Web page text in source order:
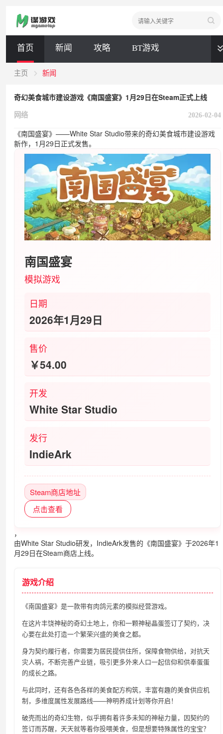
首页 新闻 攻略 BT游戏
全部
新闻 攻略 BT游戏
主页 新闻
奇幻美食城市建设游戏《南国盛宴》1月29日在Steam正式上线
网络 2026-02-04
《南国盛宴》——White Star Studio带来的奇幻美食城市建设游戏
新作，1月29日正式发售。
南国盛宴
模拟‎游戏
日期
2026年1月29日
售价
￥54.00
开发
White Star Studio
发行
IndieArk
Steam商店地址
点击查看
，
由White Star Studio研发，IndieArk发售的《南国盛宴》于2026年1
月29日在Steam商店上线。
游戏介绍
《南国盛宴》是一款带有肉鸽元素的模拟经营游戏。
在这片丰饶神秘的奇幻土地上，你和一颗神秘晶蛋签订了契约，决
心要在此处打造一个繁荣兴盛的美食之都。
身为契约履行者，你需要为居民提供住所，保障食物供给，对抗天
灾人祸，不断完善产业链，吸引更多外来人口一起信仰和供奉蛋蛋
的成长之路。
与此同时，还有各色各样的美食配方构筑，丰富有趣的美食供应机
制，多维度属性发展路线——神明养成计划等你开启！
破壳而出的奇幻生物，似乎拥有着许多未知的神秘力量，因契约的
签订而苏醒，天天就等着你投喂美食，但是想要特殊属性的宝宝？